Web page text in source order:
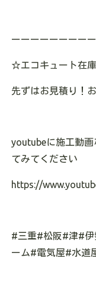
ーーーーーーーー
☆エコキュート在
先ずはお見積り！
youtubeに施工動
てみてください
https://
#三重#松阪#津#伊
ーム#電気屋#水道